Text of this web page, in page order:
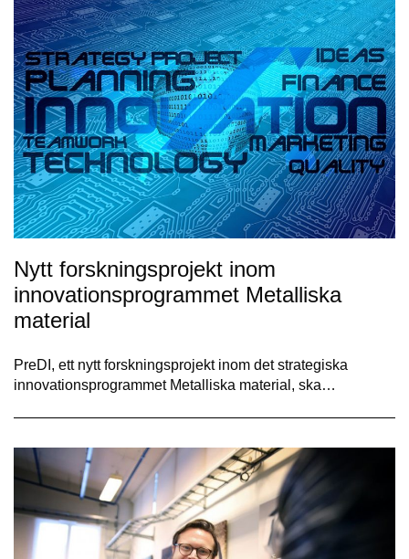
Nytt forskningsprojekt inom
innovationsprogrammet Metalliska
material
PreDI, ett nytt forskningsprojekt inom det strategiska
innovationsprogrammet Metalliska material, ska…